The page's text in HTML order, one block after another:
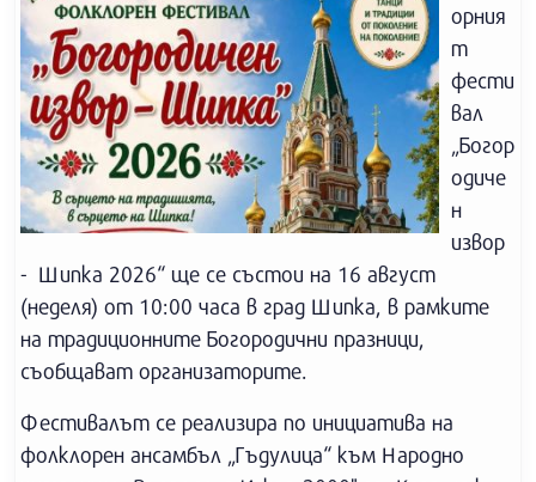
орния
т
фести
вал
„Богор
одиче
н
извор
- Шипка 2026“ ще се състои на 16 август
(неделя) от 10:00 часа в град Шипка, в рамките
на традиционните Богородични празници,
съобщават организаторите.
Фестивалът се реализира по инициатива на
фолклорен ансамбъл „Гъдулица“ към Народно